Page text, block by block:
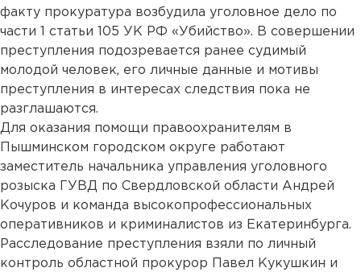
факту прокуратура возбудила уголовное дело по
части 1 статьи 105 УК РФ «Убийство». В совершении
преступления подозревается ранее судимый
молодой человек, его личные данные и мотивы
преступления в интересах следствия пока не
разглашаются.
Для оказания помощи правоохранителям в
Пышминском городском округе работают
заместитель начальника управления уголовного
розыска ГУВД по Свердловской области Андрей
Кочуров и команда высокопрофессиональных
оперативников и криминалистов из Екатеринбурга.
Расследование преступления взяли по личный
контроль областной прокурор Павел Кукушкин и